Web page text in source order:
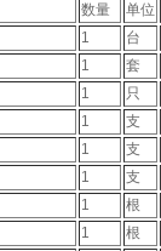
数量 单位
1 台
1 套
1 只
1 支
1 支
1 支
1 根
1 根